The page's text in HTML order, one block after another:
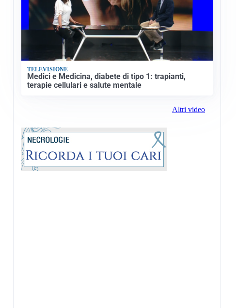
TELEVISIONE
Medici e Medicina, diabete di tipo 1: trapianti,
terapie cellulari e salute mentale
Altri video